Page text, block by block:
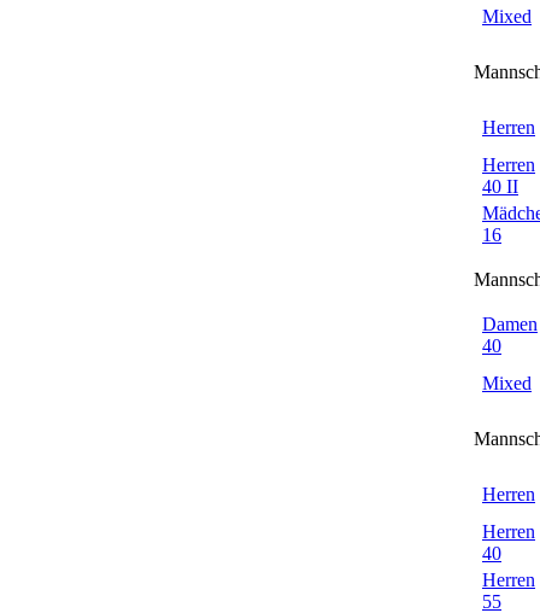
Mixed
Herren
Herren
40 II
16
Damen
40
Mixed
Herren
Herren
40
Herren
55